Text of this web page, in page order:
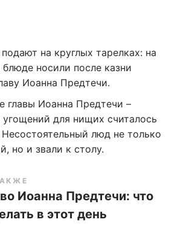
на круглых тарелках: на
носили после казни
Иоанна Предтечи.
главы Иоанна Предтечи –
угощений для нищих считалось
люд не только
но и звали к столу.
Иоанна Предтечи: что
в этот день